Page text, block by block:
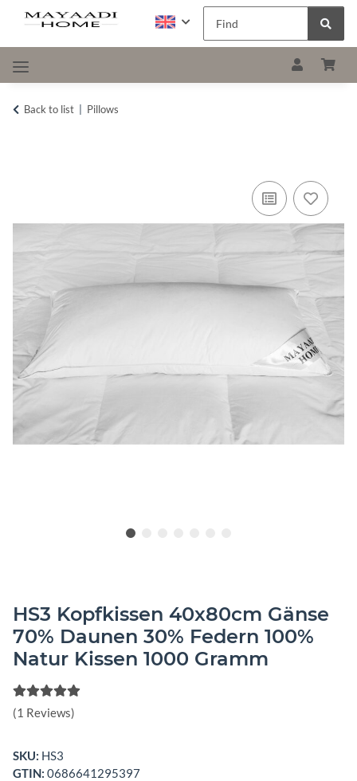
Back to list Pillows
HS3 Kopfkissen 40x80cm Gänse
70% Daunen 30% Federn 100%
Natur Kissen 1000 Gramm
(1 Reviews)
SKU: HS3
GTIN: 0686641295397